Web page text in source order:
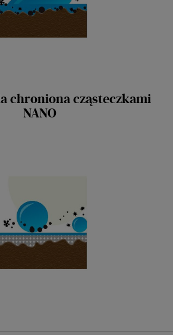
chroniona cząsteczkami
NANO